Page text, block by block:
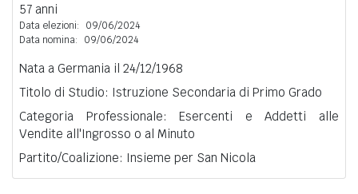
57 anni
Data elezioni:
09/06/2024
Data nomina:
09/06/2024
Nata a Germania il 24/12/1968
Titolo di Studio: Istruzione Secondaria di Primo Grado
Categoria Professionale: Esercenti e Addetti alle
Vendite all'Ingrosso o al Minuto
Partito/Coalizione: Insieme per San Nicola